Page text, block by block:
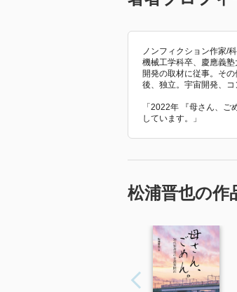
ノンフィクション作家/
機械工学科卒、慶應義
開発の取材に従事。そ
後、独立。宇宙開発、
「2022年 『母さん、
しています。」
松浦晋也の作